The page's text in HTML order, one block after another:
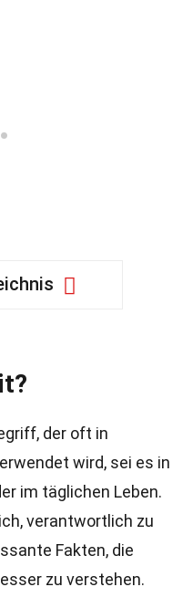
der oft in
wird, sei es in
im täglichen Leben.
verantwortlich zu
Fakten, die
zu verstehen.